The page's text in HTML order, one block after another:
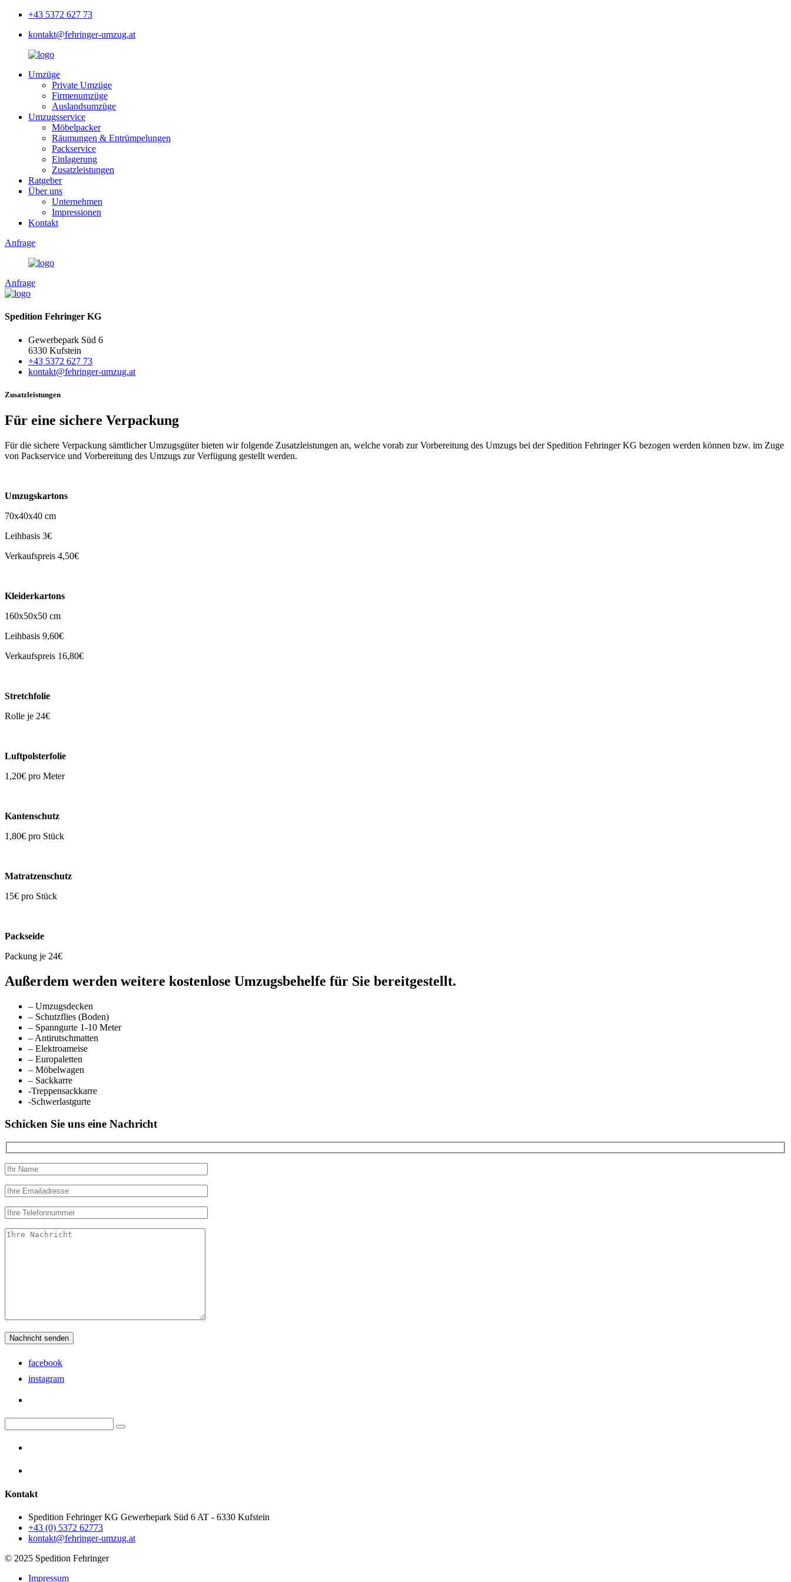
+43 5372 627 73
kontakt@fehringer-umzug.at
Umzüge
Private Umzüge
Firmenumzüge
Auslandsumzüge
Umzugsservice
Möbelpacker
Räumungen & Entrümpelungen
Packservice
Einlagerung
Zusatzleistungen
Ratgeber
Über uns
Unternehmen
Impressionen
Kontakt
Anfrage
Anfrage
Spedition Fehringer KG
Gewerbepark Süd 6
6330 Kufstein
+43 5372 627 73
kontakt@fehringer-umzug.at
Zusatzleistungen
Für eine sichere Verpackung
Für die sichere Verpackung sämtlicher Umzugsgüter bieten wir folgende Zusatzleistungen an, welche vorab zur Vorbereitung des Umzugs bei der Spedition Fehringer KG bezogen werden können bzw. im Zuge
von Packservice und Vorbereitung des Umzugs zur Verfügung gestellt werden.
Umzugskartons
70x40x40 cm
Leihbasis 3€
Verkaufspreis 4,50€
Kleiderkartons
160x50x50 cm
Leihbasis 9,60€
Verkaufspreis 16,80€
Stretchfolie
Rolle je 24€
Luftpolsterfolie
1,20€ pro Meter
Kantenschutz
1,80€ pro Stück
Matratzenschutz
15€ pro Stück
Packseide
Packung je 24€
Außerdem werden weitere kostenlose Umzugsbehelfe für Sie bereitgestellt.
– Umzugsdecken
– Schutzflies (Boden)
– Spanngurte 1-10 Meter
– Antirutschmatten
– Elektroameise
– Europaletten
– Möbelwagen
– Sackkarre
-Treppensackkarre
-Schwerlastgurte
Schicken Sie uns eine Nachricht
facebook
instagram
Kontakt
Spedition Fehringer KG Gewerbepark Süd 6 AT - 6330 Kufstein
+43 (0) 5372 62773
kontakt@fehringer-umzug.at
© 2025 Spedition Fehringer
Impressum